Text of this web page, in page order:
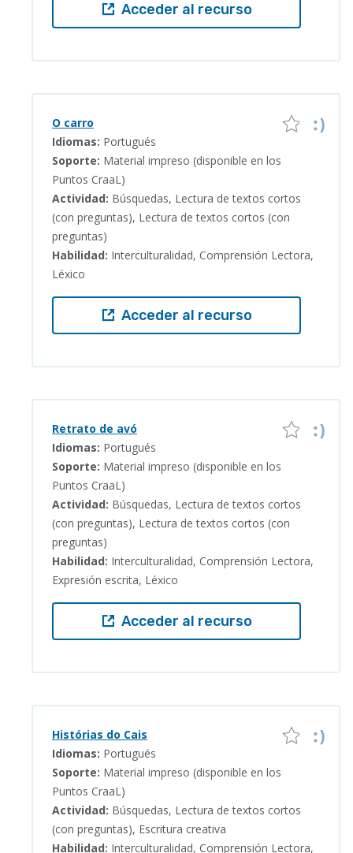
Acceder al recurso
O carro
Idiomas: Portugués
Soporte: Material impreso (disponible en los
Puntos CraaL)
Actividad: Búsquedas, Lectura de textos cortos
(con preguntas), Lectura de textos cortos (con
preguntas)
Habilidad: Interculturalidad, Comprensión Lectora,
Léxico
Acceder al recurso
Retrato de avó
Idiomas: Portugués
Soporte: Material impreso (disponible en los
Puntos CraaL)
Actividad: Búsquedas, Lectura de textos cortos
(con preguntas), Lectura de textos cortos (con
preguntas)
Habilidad: Interculturalidad, Comprensión Lectora,
Expresión escrita, Léxico
Acceder al recurso
Histórias do Cais
Idiomas: Portugués
Soporte: Material impreso (disponible en los
Puntos CraaL)
Actividad: Búsquedas, Lectura de textos cortos
(con preguntas), Escritura creativa
Habilidad: Interculturalidad, Comprensión Lectora,